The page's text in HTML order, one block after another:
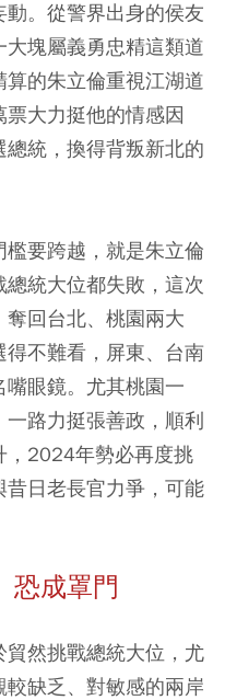
。從警界出身的侯友
塊屬義勇忠精這類道
的朱立倫重視江湖道
大力挺他的情感因
統，換得背叛新北的
要跨越，就是朱立倫
統大位都失敗，這次
回台北、桃園兩大
不難看，屏東、台南
眼鏡。尤其桃園一
路力挺張善政，順利
，2024年勢必再度挑
日老長官力爭，可能
成罩門
然挑戰總統大位，尤
缺乏、對敏感的兩岸